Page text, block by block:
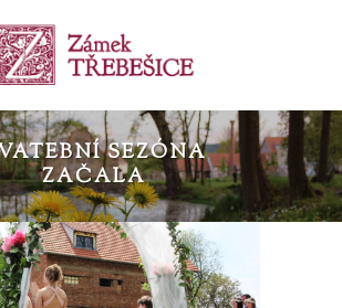
SEZÓNA
ZAČALA